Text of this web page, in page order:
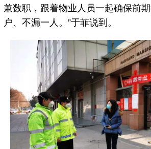
兼数职，跟着物业人员一起确保前
户、不漏一人。”于菲说到。